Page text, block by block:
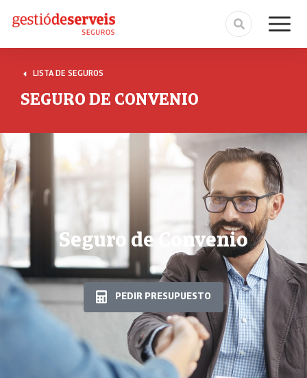
LISTA DE SEGUROS
SEGURO DE CONVENIO
Seguro de Convenio
PEDIR PRESUPUESTO